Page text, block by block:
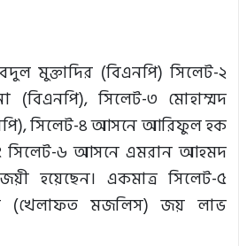
মুক্তাদির (বিএনপি) সিলেট-২
(বিএনপি), সিলেট-৩ মোহাম্মদ
সিলেট-৪ আসনে আরিফুল হক
সিলেট-৬ আসনে এমরান আহমদ
হয়েছেন। একমাত্র সিলেট-৫
(খেলাফত মজলিস) জয় লাভ